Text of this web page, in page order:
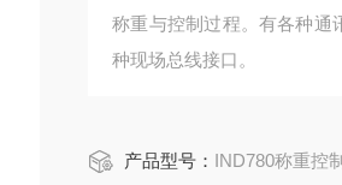
称重与控制过程。有各种通
种现场总线接口。
产品型号： IND780称重控